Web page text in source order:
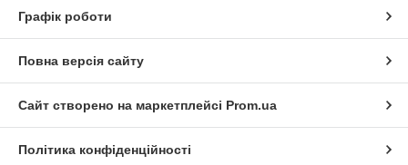
Графік роботи
Повна версія сайту
Сайт створено на маркетплейсі Prom.ua
Політика конфіденційності